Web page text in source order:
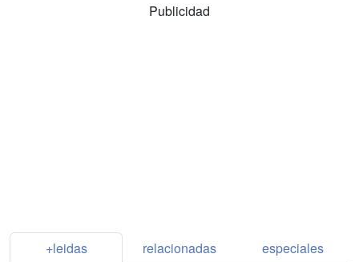
Publicidad
+leidas relacionadas
especiales